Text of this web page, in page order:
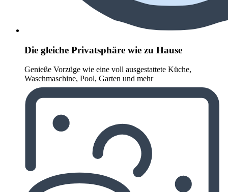
Die gleiche Privatsphäre wie zu Hause
Genieße Vorzüge wie eine voll ausgestattete Küche,
Waschmaschine, Pool, Garten und mehr